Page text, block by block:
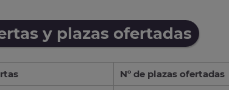
y plazas ofertadas
Nº de plazas ofertadas